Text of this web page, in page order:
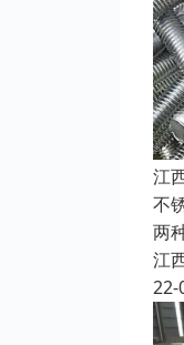
江
不
两
江
22-